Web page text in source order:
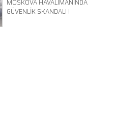
GÜVENLİK SKANDALI !